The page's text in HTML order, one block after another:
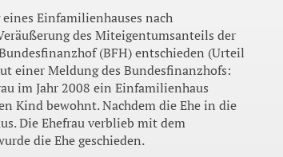
Einfamilienhauses nach
des Miteigentumsanteils der
(BFH) entschieden (Urteil
einer Meldung des Bundesfinanzhofs:
im Jahr 2008 ein Einfamilienhaus
Kind bewohnt. Nachdem die Ehe in die
Die Ehefrau verblieb mit dem
die Ehe geschieden.